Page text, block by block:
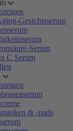
Gesichtsserum
Serum
C Serum
& -pads